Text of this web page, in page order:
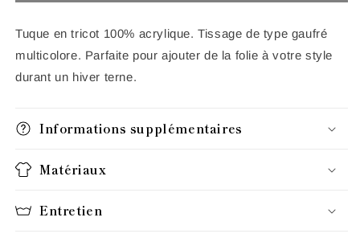
Tuque en tricot 100% acrylique. Tissage de type gaufré
multicolore. Parfaite pour ajouter de la folie à votre style
durant un hiver terne.
Informations supplémentaires
Matériaux
Entretien